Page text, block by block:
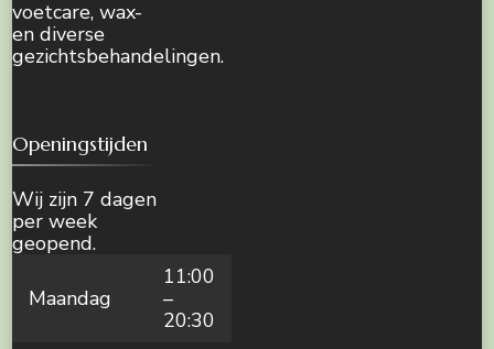
voetcare, wax-
en diverse
gezichtsbehandelingen.
Openingstijden
Wij zijn 7 dagen
per week
geopend.
Maandag
11:00
–
20:30